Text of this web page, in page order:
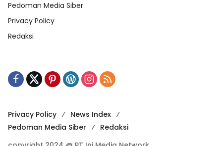
Pedoman Media Siber
Privacy Policy
Redaksi
Privacy Policy
News Index
Pedoman Media Siber
Redaksi